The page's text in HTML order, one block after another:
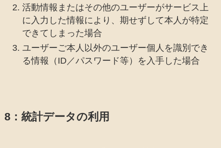
活動情報またはその他のユーザーがサービス上
に入力した情報により、期せずして本人が特定
できてしまった場合
ユーザーご本人以外のユーザー個人を識別でき
る情報（ID／パスワード等）を入手した場合
8：統計データの利用